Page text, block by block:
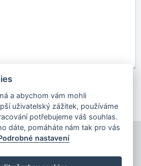
osobních údajů
a abychom vám mohli
uživatelský zážitek, používáme
potřebujeme váš souhlas.
dáte, pomáháte nám tak pro vás
nastavení